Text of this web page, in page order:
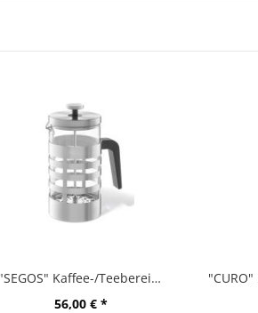
"SEGOS" Kaffee-/Teebereiter
56,00 € *